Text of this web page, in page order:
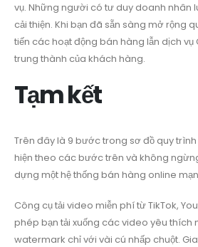
vụ. Những người có tư duy doanh nhân
cải thiện. Khi bạn đã sẵn sàng mở rộng
tiến các hoạt động bán hàng lẫn dịch vụ
trung thành của khách hàng.
Tạm kết
Trên đây là 9 bước trong sơ đồ quy
hiện theo các bước trên và không
dựng một hệ thống bán hàng online
Công cụ tải video miễn phí từ TikTok,
phép bạn tải xuống các video yêu
watermark chỉ với vài cú nhấp chuột.